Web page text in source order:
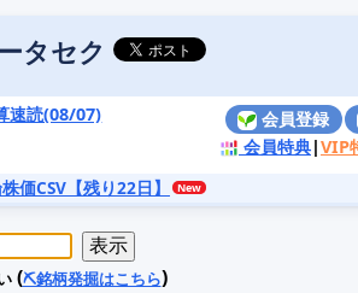
タセク
会員登録
会員特典|VIP
速読(08/07)
価CSV【残り22日】
(⛏️銘柄発掘はこちら)